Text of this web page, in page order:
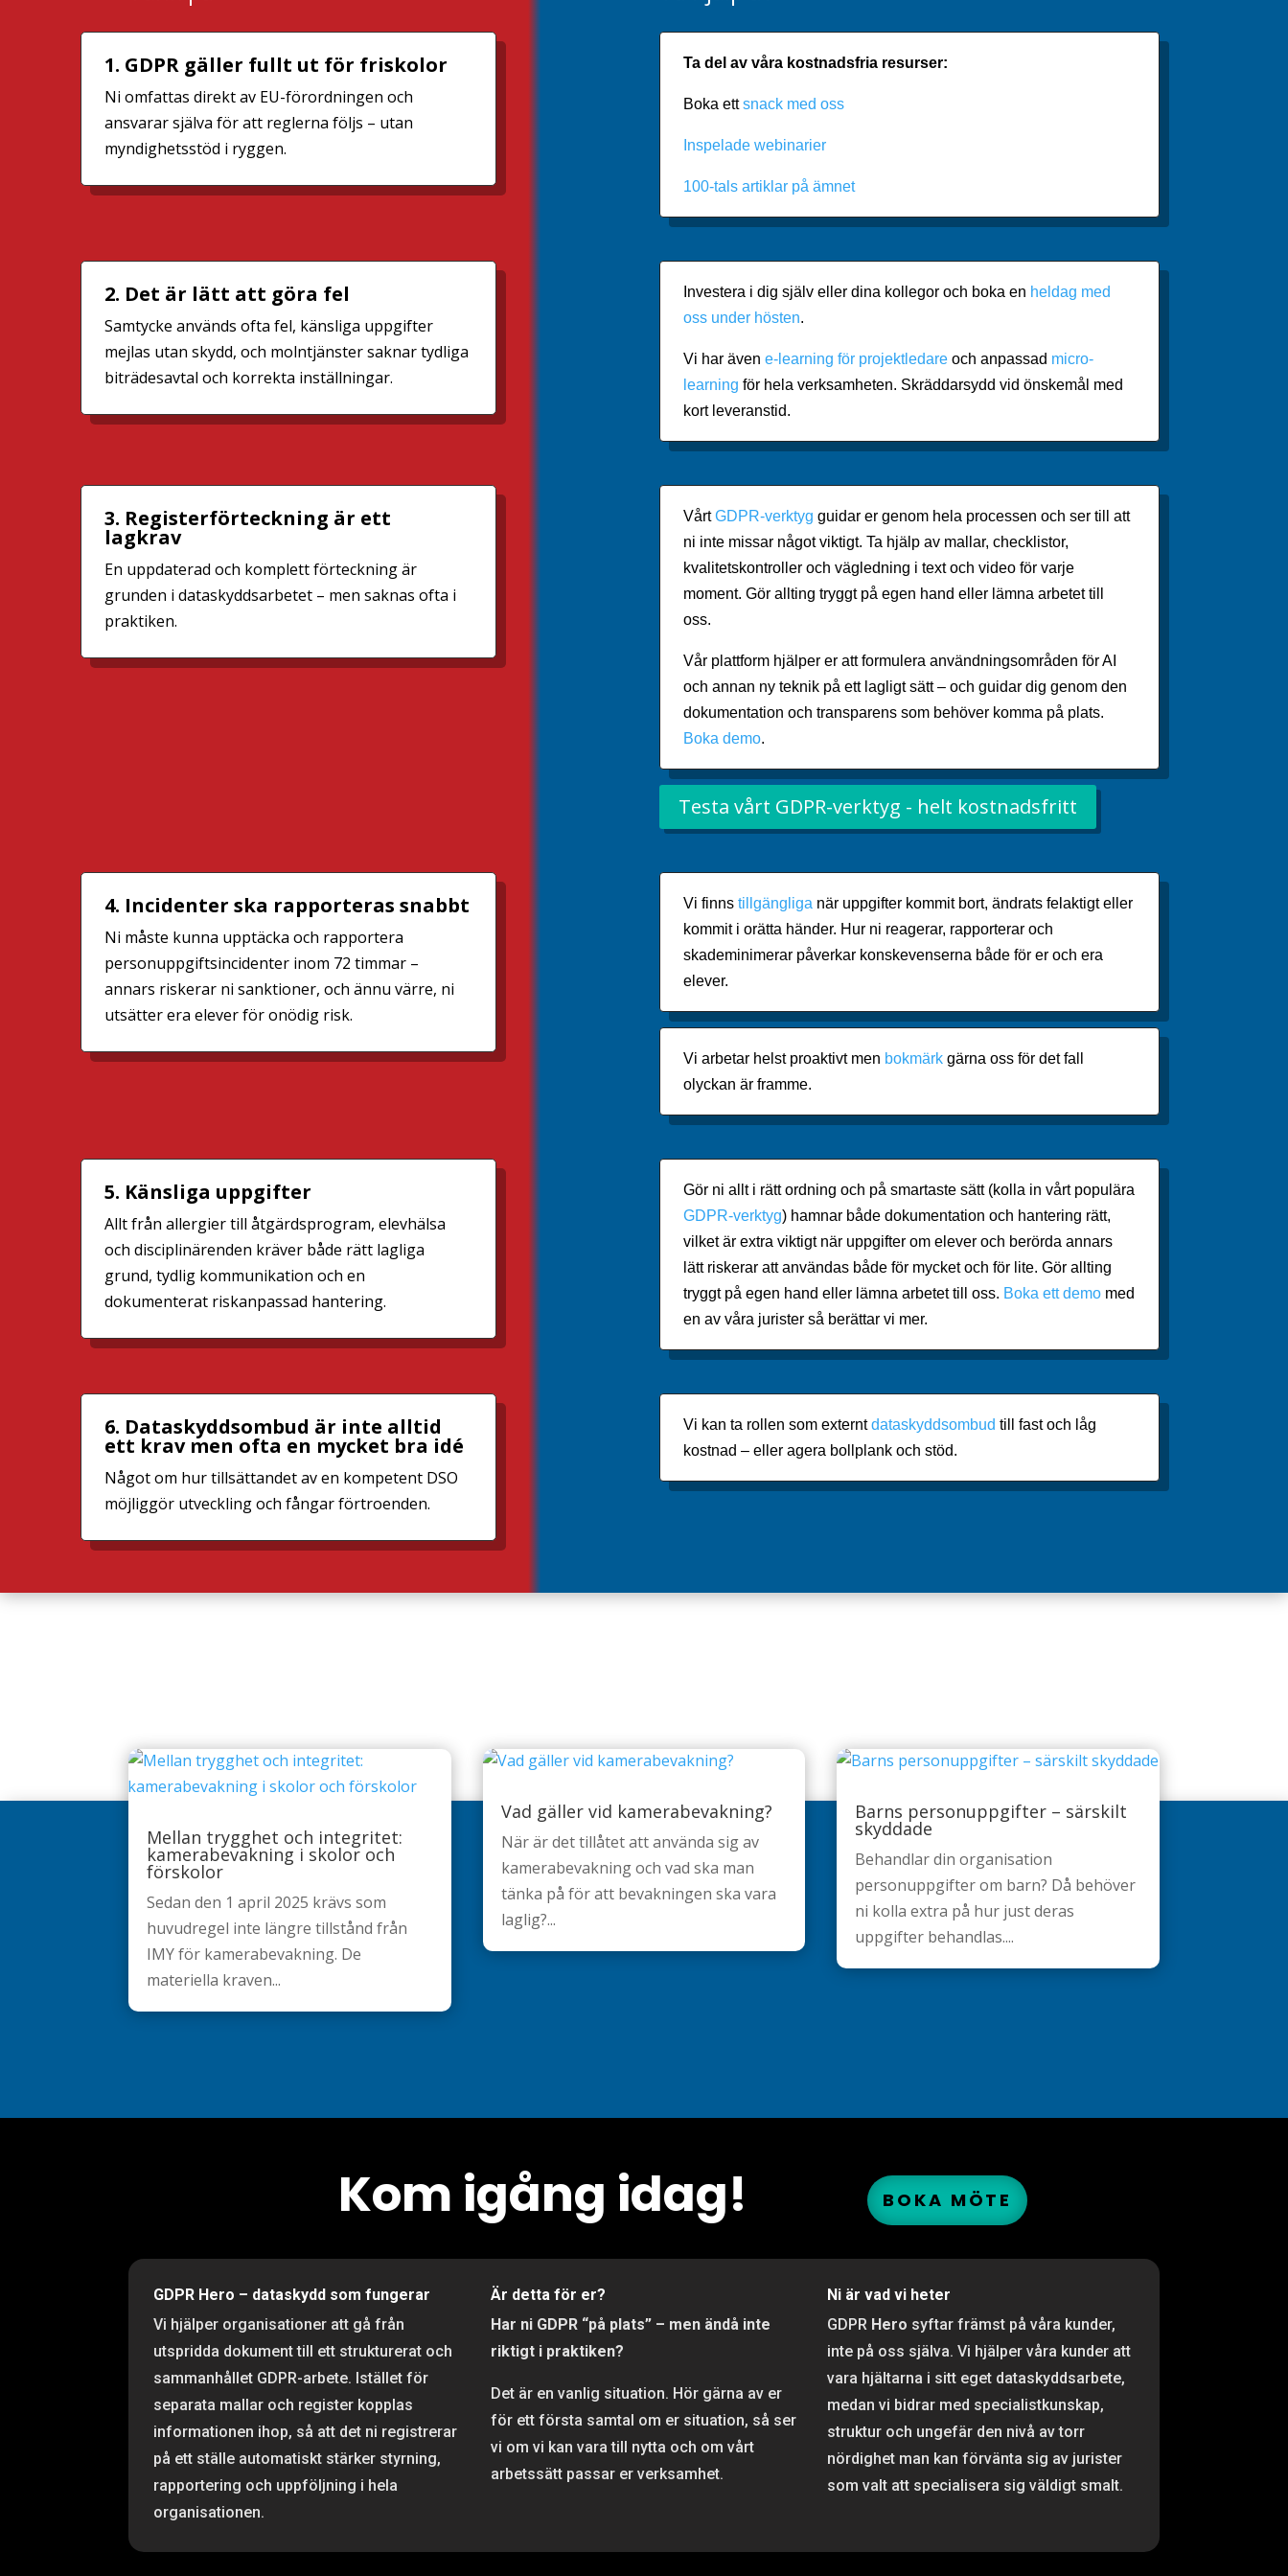
1. GDPR gäller fullt ut för friskolor
Ni omfattas direkt av EU-förordningen och
ansvarar själva för att reglerna följs – utan
myndighetsstöd i ryggen.
Ta del av våra kostnadsfria resurser:
Boka ettsnack med oss
Inspelade webinarier
100-tals artiklar på ämnet
2. Det är lätt att göra fel
Samtycke används ofta fel, känsliga uppgifter
mejlas utan skydd, och molntjänster saknar tydliga
biträdesavtal och korrekta inställningar.
Investera i dig själv eller dina kollegor och boka en heldag med
oss under hösten.
Vi har ävene-learning för projektledare och anpassad micro-
learning för hela verksamheten. Skräddarsydd vid önskemål med
kort leveranstid.
3. Registerförteckning är ett
lagkrav
En uppdaterad och komplett förteckning är
grunden i dataskyddsarbetet – men saknas ofta i
praktiken.
VårtGDPR-verktyg guidar er genom hela processen och ser till att
ni inte missar något viktigt. Ta hjälp av mallar, checklistor,
kvalitetskontroller och vägledning i text och video för varje
moment. Gör allting tryggt på egen hand eller lämna arbetet till
oss.
Vår plattform hjälper er att formulera användningsområden för AI
och annan ny teknik på ett lagligt sätt – och guidar dig genom den
dokumentation och transparens som behöver komma på plats.
Boka demo.
Testa vårt GDPR-verktyg - helt kostnadsfritt
4. Incidenter ska rapporteras snabbt
Ni måste kunna upptäcka och rapportera
personuppgiftsincidenter inom 72 timmar –
annars riskerar ni sanktioner, och ännu värre, ni
utsätter era elever för onödig risk.
Vi finnstillgängliga när uppgifter kommit bort, ändrats felaktigt eller
kommit i orätta händer. Hur ni reagerar, rapporterar och
skademinimerar påverkar konskevenserna både för er och era
elever.
Vi arbetar helst proaktivt men bokmärk gärna oss för det fall
olyckan är framme.
5. Känsliga uppgifter
Allt från allergier till åtgärdsprogram, elevhälsa
och disciplinärenden kräver både rätt lagliga
grund, tydlig kommunikation och en
dokumenterat riskanpassad hantering.
Gör ni allt i rätt ordning och på smartaste sätt (kolla in vårt populära
GDPR-verktyg) hamnar både dokumentation och hantering rätt,
vilket är extra viktigt när uppgifter om elever och berörda annars
lätt riskerar att användas både för mycket och för lite. Gör allting
tryggt på egen hand eller lämna arbetet till oss. Boka ett demo med
en av våra jurister så berättar vi mer.
6. Dataskyddsombud är inte alltid
ett krav men ofta en mycket bra idé
Något om hur tillsättandet av en kompetent DSO
möjliggör utveckling och fångar förtroenden.
Vi kan ta rollen som externtdataskyddsombud till fast och låg
kostnad – eller agera bollplank och stöd.
Mellan trygghet och integritet:
kamerabevakning i skolor och
förskolor
Sedan den 1 april 2025 krävs som
huvudregel inte längre tillstånd från
IMY för kamerabevakning. De
materiella kraven...
Vad gäller vid kamerabevakning?
När är det tillåtet att använda sig av
kamerabevakning och vad ska man
tänka på för att bevakningen ska vara
laglig?...
Barns personuppgifter – särskilt
skyddade
Behandlar din organisation
personuppgifter om barn? Då behöver
ni kolla extra på hur just deras
uppgifter behandlas....
Kom igång idag! BOKA MÖTE
GDPR Hero – dataskydd som fungerar
Vi hjälper organisationer att gå från
utspridda dokument till ett strukturerat och
sammanhållet GDPR-arbete. Istället för
separata mallar och register kopplas
informationen ihop, så att det ni registrerar
på ett ställe automatiskt stärker styrning,
rapportering och uppföljning i hela
organisationen.
Är detta för er?
Har ni GDPR “på plats” – men ändå inte
riktigt i praktiken?
Det är en vanlig situation. Hör gärna av er
för ett första samtal om er situation, så ser
vi om vi kan vara till nytta och om vårt
arbetssätt passar er verksamhet.
Ni är vad vi heter
GDPR Hero syftar främst på våra kunder,
inte på oss själva. Vi hjälper våra kunder att
vara hjältarna i sitt eget dataskyddsarbete,
medan vi bidrar med specialistkunskap,
struktur och ungefär den nivå av torr
nördighet man kan förvänta sig av jurister
som valt att specialisera sig väldigt smalt.